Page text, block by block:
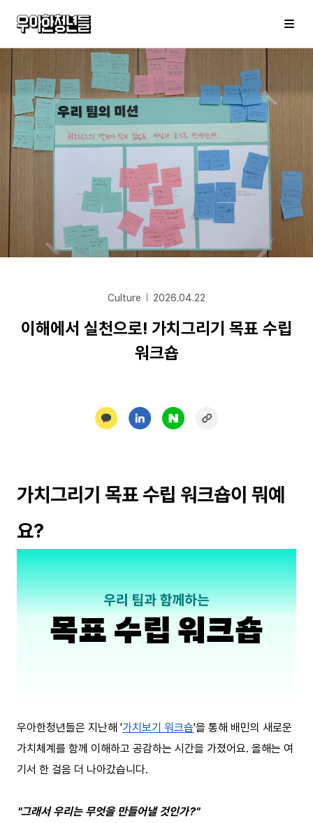
Culture 2026.04.22
이해에서 실천으로! 가치그리기 목표 수립
워크숍
가치그리기 목표 수립 워크숍이 뭐예
요?
우아한청년들은 지난해 '가치보기 워크숍'을 통해 배민의 새로운
가치체계를 함께 이해하고 공감하는 시간을 가졌어요. 올해는 여
기서 한 걸음 더 나아갔습니다.
"그래서 우리는 무엇을 만들어낼 것인가?"